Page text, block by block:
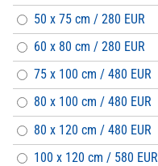
50 x 75 cm / 280 EUR
60 x 80 cm / 280 EUR
75 x 100 cm / 480 EUR
80 x 100 cm / 480 EUR
80 x 120 cm / 480 EUR
100 x 120 cm / 580 EUR